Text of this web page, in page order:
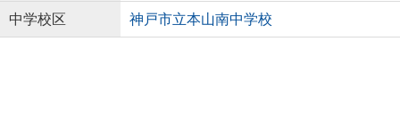
中学校区 神戸市立本山南中学校